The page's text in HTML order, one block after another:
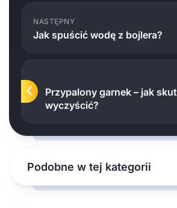
NASTĘPNY
Jak spuścić wodę z bojlera?
Przypalony garnek – jak
wyczyścić?
Podobne w tej kategorii